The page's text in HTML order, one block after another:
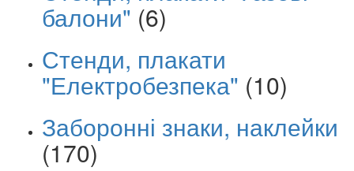
балони" (6)
Стенди, плакати
"Електробезпека" (10)
Заборонні знаки, наклейки
(170)